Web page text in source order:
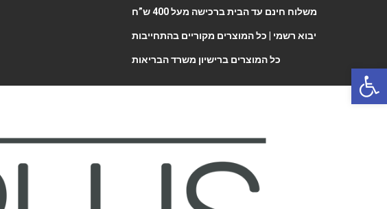
משלוח חינם עד הבית ברכישה מעל 400 ש”ח
יבוא רשמי | כל המוצרים מקוריים בהתחייבות
כל המוצרים ברישיון משרד הבריאות